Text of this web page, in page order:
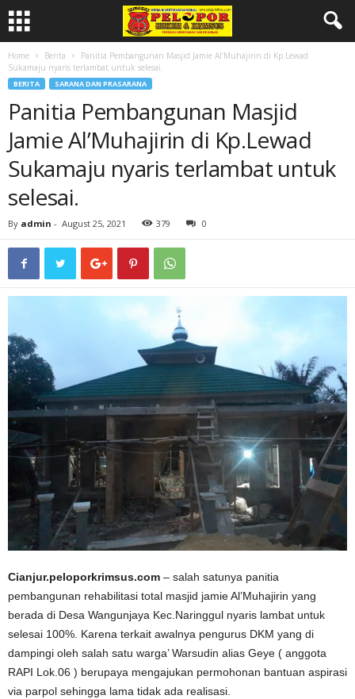
Home Berita
Panitia Pembangunan Masjid Jamie Al’Muhajirin di Kp.Lewad
Sukamaju nyaris terlambat untuk selesai.
BERITA SARANA DAN PRASARANA
Panitia Pembangunan Masjid
Jamie Al’Muhajirin di Kp.Lewad
Sukamaju nyaris terlambat untuk
selesai.
By admin - August 25, 2021 379 0
Cianjur.peloporkrimsus.com – salah satunya panitia
pembangunan rehabilitasi total masjid jamie Al’Muhajirin yang
berada di Desa Wangunjaya Kec.Naringgul nyaris lambat untuk
selesai 100%. Karena terkait awalnya pengurus DKM yang di
dampingi oleh salah satu warga’ Warsudin alias Geye ( anggota
RAPI Lok.06 ) berupaya mengajukan permohonan bantuan aspirasi
via parpol sehingga lama tidak ada realisasi.